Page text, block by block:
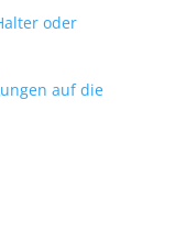
oder
auf die